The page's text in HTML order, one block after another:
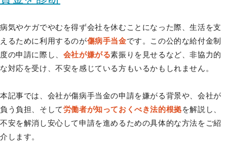
病気やケガでやむを得ず会社を休むことになった際、生活を支
えるために利用するのが傷病手当金です。この公的な給付金制
度の申請に際し、 会社が嫌がる素振りを見せるなど、非協力的
な対応を受け、不安を感じている方もいるかもしれません。
本記事では、会社が傷病手当金の申請を嫌がる背景や、会社が
負う負担、そして労働者が知っておくべき法的根拠を解説し、
不安を解消し安心して申請を進めるための具体的な方法をご紹
介します。